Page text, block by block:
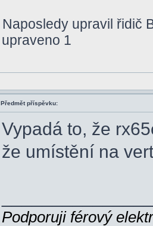
Naposledy upravil řidič
upraveno 1
Předmět příspěvku:
Vypadá to, že
že umístění na
Podporuji férový